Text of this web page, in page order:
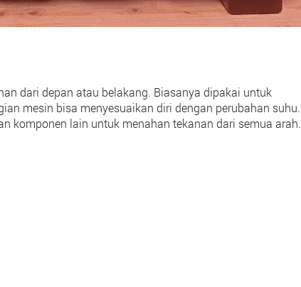
dari depan atau belakang. Biasanya dipakai untuk
mesin bisa menyesuaikan diri dengan perubahan suhu.
komponen lain untuk menahan tekanan dari semua arah.